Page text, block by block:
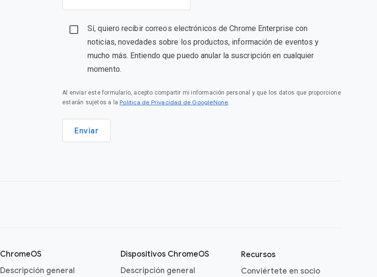
Sí, quiero recibir correos electrónicos de Chrome Enterprise con
noticias, novedades sobre los productos, información de eventos y
mucho más. Entiendo que puedo anular la suscripción en cualquier
momento.
Al enviar este formulario, acepto compartir mi información personal y que los datos que proporcione
estarán sujetos a la Política de Privacidad de GoogleNone.
Enviar
ChromeOS
Descripción general
Dispositivos ChromeOS
Descripción general
Recursos
Conviértete en socio